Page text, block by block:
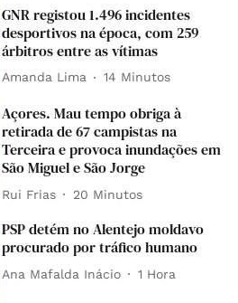
GNR registou 1.496 incidentes
desportivos na época, com 259
árbitros entre as vítimas
Amanda Lima 14 Minutos
Açores. Mau tempo obriga à
retirada de 67 campistas na
Terceira e provoca inundações em
São Miguel e São Jorge
Rui Frias 20 Minutos
PSP detém no Alentejo moldavo
procurado por tráfico humano
Ana Mafalda Inácio 1 Hora